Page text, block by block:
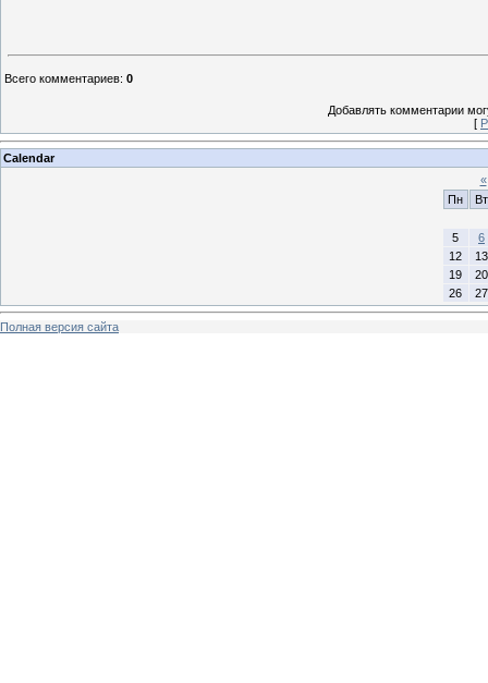
Всего комментариев: 0
Добавлять комментарии
[
Calendar
«
Пн
Вт
5
6
12
13
19
20
26
27
Полная версия сайта